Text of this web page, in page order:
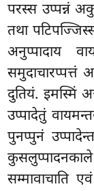
परस्स उप्पन्नं
तथा
अनुप्पादाय
समुदाचारप्पत्तं
दुतियं. इमस्मिं
उप्पादेतुं
पुनप्पुनं
कुसलुप्पादनकाले
सम्मावाचाति